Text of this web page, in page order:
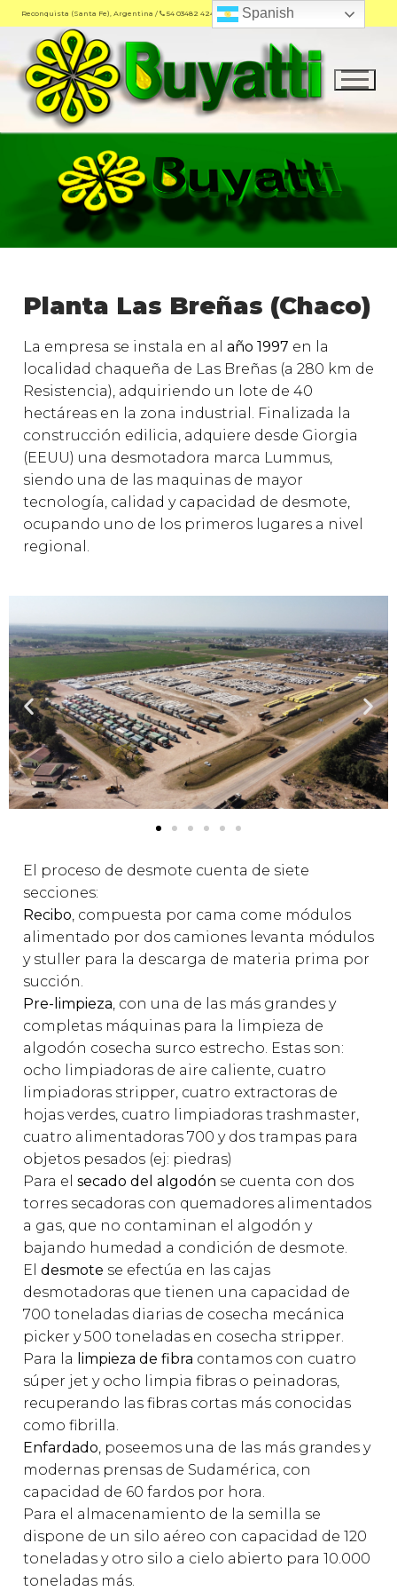
Reconquista (Santa Fe), Argentina / 54 03482 424700
Productos
Plantas Industriales
Sectores
Medio Ambiente
Contactos
Galería de Fotos
Planta Las Breñas (Chaco)
La empresa se instala en al año 1997 en la
localidad chaqueña de Las Breñas (a 280 km de
Resistencia), adquiriendo un lote de 40
hectáreas en la zona industrial. Finalizada la
construcción edilicia, adquiere desde Giorgia
(EEUU) una desmotadora marca Lummus,
siendo una de las maquinas de mayor
tecnología, calidad y capacidad de desmote,
ocupando uno de los primeros lugares a nivel
regional.
El proceso de desmote cuenta de siete
secciones:
Recibo, compuesta por cama come módulos
alimentado por dos camiones levanta módulos
y stuller para la descarga de materia prima por
succión.
Pre-limpieza, con una de las más grandes y
completas máquinas para la limpieza de
algodón cosecha surco estrecho. Estas son:
ocho limpiadoras de aire caliente, cuatro
limpiadoras stripper, cuatro extractoras de
hojas verdes, cuatro limpiadoras trashmaster,
cuatro alimentadoras 700 y dos trampas para
objetos pesados (ej: piedras)
Para el secado del algodón se cuenta con dos
torres secadoras con quemadores alimentados
a gas, que no contaminan el algodón y
bajando humedad a condición de desmote.
El desmote se efectúa en las cajas
desmotadoras que tienen una capacidad de
700 toneladas diarias de cosecha mecánica
picker y 500 toneladas en cosecha stripper.
Para la limpieza de fibra contamos con cuatro
súper jet y ocho limpia fibras o peinadoras,
recuperando las fibras cortas más conocidas
como fibrilla.
Enfardado, poseemos una de las más grandes y
modernas prensas de Sudamérica, con
capacidad de 60 fardos por hora.
Para el almacenamiento de la semilla se
dispone de un silo aéreo con capacidad de 120
toneladas y otro silo a cielo abierto para 10.000
toneladas más.
Spanish